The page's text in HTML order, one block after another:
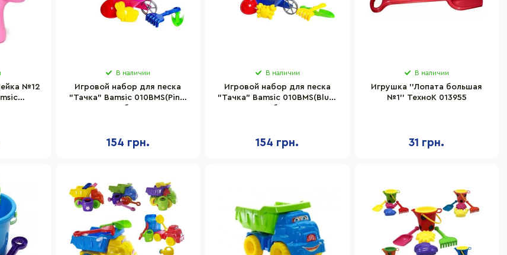
№12
В наличии
Игровой набор для песка
"Тачка" Bamsic 010BMS(Pink)
154 грн.
В наличии
Игровой набор для песка
"Тачка" Bamsic 010BMS(Blue)
154 грн.
В наличии
Игрушка ''Лопата большая
№1'' ТехноК 013955
31 грн.